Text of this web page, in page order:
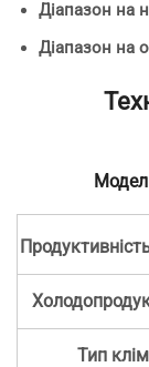
Діапазон на
Діапазон на
Тип